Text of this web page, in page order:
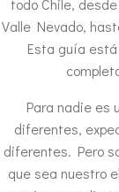
Valle Nevado,
Esta guía
Para nadie es
diferentes,
diferentes. Pero
que sea nuestro